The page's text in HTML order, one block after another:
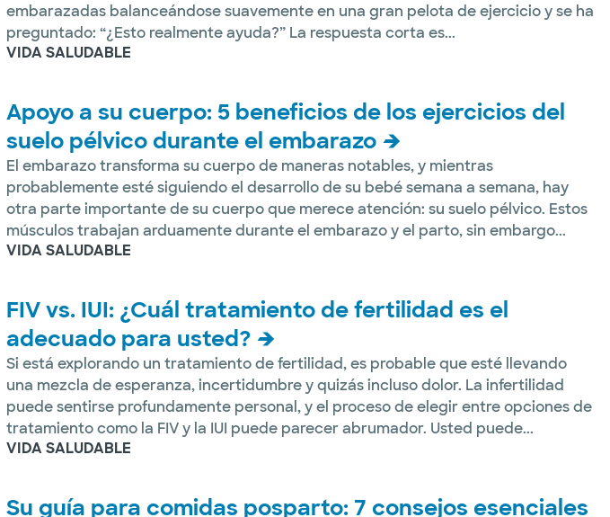
embarazadas balanceándose suavemente en una gran pelota de ejercicio y se ha
preguntado: “¿Esto realmente ayuda?” La respuesta corta es...
VIDA SALUDABLE
Apoyo a su cuerpo: 5 beneficios de los ejercicios del
suelo pélvico durante el embarazo
El embarazo transforma su cuerpo de maneras notables, y mientras
probablemente esté siguiendo el desarrollo de su bebé semana a semana, hay
otra parte importante de su cuerpo que merece atención: su suelo pélvico. Estos
músculos trabajan arduamente durante el embarazo y el parto, sin embargo...
VIDA SALUDABLE
FIV vs. IUI: ¿Cuál tratamiento de fertilidad es el
adecuado para usted?
Si está explorando un tratamiento de fertilidad, es probable que esté llevando
una mezcla de esperanza, incertidumbre y quizás incluso dolor. La infertilidad
puede sentirse profundamente personal, y el proceso de elegir entre opciones de
tratamiento como la FIV y la IUI puede parecer abrumador. Usted puede...
VIDA SALUDABLE
Su guía para comidas posparto: 7 consejos esenciales